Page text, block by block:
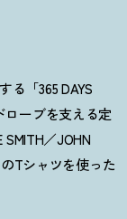
る「365 DAYS
ローブを支える定
SMITH／JOHN
Tシャツを使った